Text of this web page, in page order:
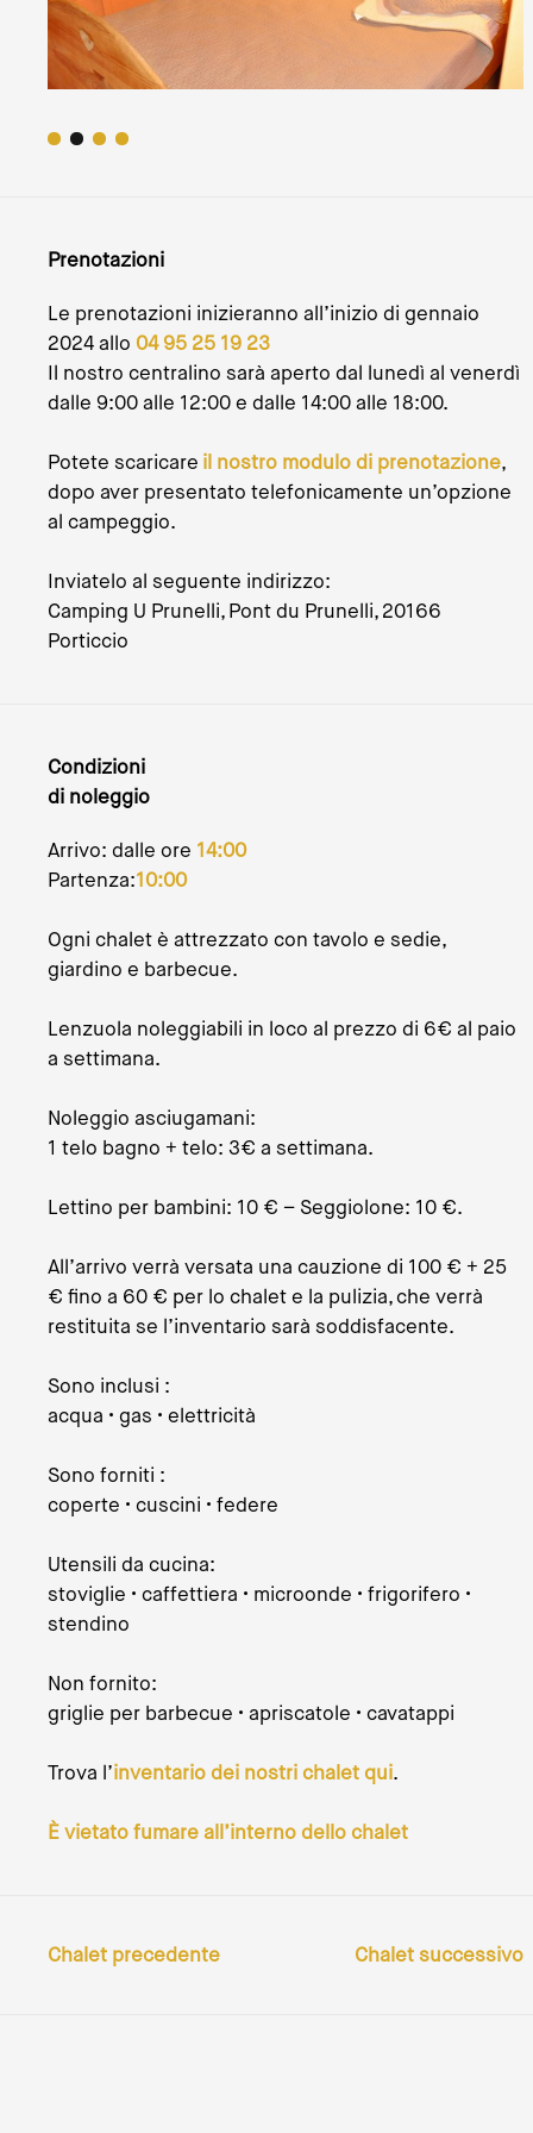
Prenotazioni
Le prenotazioni inizieranno all’inizio di gennaio
2024 allo 04 95 25 19 23
Il nostro centralino sarà aperto dal lunedì al venerdì
dalle 9:00 alle 12:00 e dalle 14:00 alle 18:00.
Potete scaricare il nostro modulo di prenotazione,
dopo aver presentato telefonicamente un’opzione
al campeggio.
Inviatelo al seguente indirizzo:
Camping U Prunelli, Pont du Prunelli, 20166
Porticcio
Condizioni
di noleggio
Arrivo: dalle ore 14:00
Partenza:10:00
Ogni chalet è attrezzato con tavolo e sedie,
giardino e barbecue.
Lenzuola noleggiabili in loco al prezzo di 6€ al paio
a settimana.
Noleggio asciugamani:
1 telo bagno + telo: 3€ a settimana.
Lettino per bambini: 10 € – Seggiolone: ​​10 €.
All’arrivo verrà versata una cauzione di 100 € + 25
€ fino a 60 € per lo chalet e la pulizia, che verrà
restituita se l’inventario sarà soddisfacente.
Sono inclusi :
acqua • gas • elettricità
Sono forniti :
coperte • cuscini • federe
Utensili da cucina:
stoviglie • caffettiera • microonde • frigorifero •
stendino
Non fornito:
griglie per barbecue • apriscatole • cavatappi
Trova l’inventario dei nostri chalet qui.
È vietato fumare all’interno dello chalet
Chalet precedente Chalet successivo